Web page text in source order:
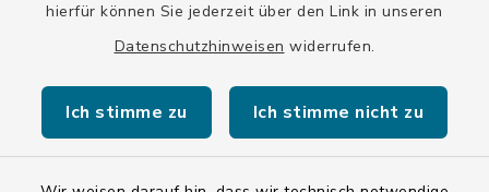
hierfür können Sie jederzeit über den Link in unseren
Datenschutzhinweisen widerrufen.
Ich stimme zu Ich stimme nicht zu
Kontakt
Barrierefreiheit